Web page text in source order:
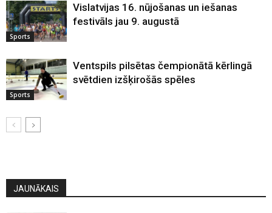
Sports
Vislatvijas 16. nūjošanas un iešanas
festivāls jau 9. augustā
Sports
Ventspils pilsētas čempionātā kērlingā
svētdien izšķirošās spēles
JAUNĀKAIS